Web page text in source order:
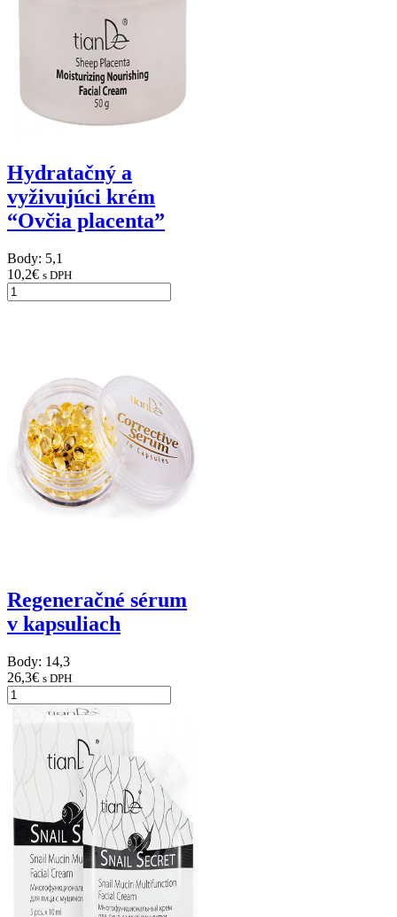
Hydratačný a
vyživujúci krém
“Ovčia placenta”
Body: 5,1
10,2€ s DPH
Regeneračné sérum
v kapsuliach
Body: 14,3
26,3€ s DPH